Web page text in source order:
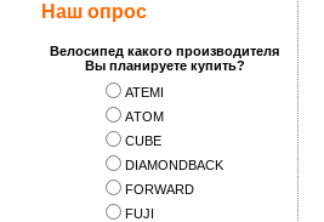
Наш опрос
Велосипед какого производителя
Вы планируете купить?
ATEMI
АTOM
CUBE
DIAMONDBACK
FORWARD
FUJI